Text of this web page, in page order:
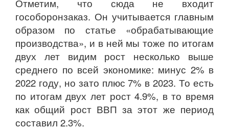
Отметим, что сюда не входит
гособоронзаказ. Он учитывается главным
образом по статье «обрабатывающие
производства», и в ней мы тоже по итогам
двух лет видим рост несколько выше
среднего по всей экономике: минус 2% в
2022 году, но зато плюс 7% в 2023. То есть
по итогам двух лет рост 4.9%, в то время
как общий рост ВВП за этот же период
составил 2.3%.